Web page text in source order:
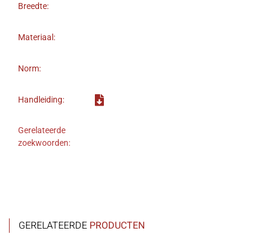
Breedte:
Materiaal:
Norm:
Handleiding:
Gerelateerde
zoekwoorden:
GERELATEERDE PRODUCTEN